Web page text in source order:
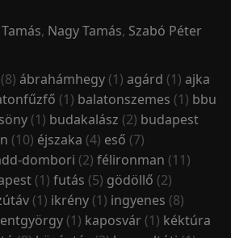
, Nagy Tamás, Szabó Péter
(8) ábrahámhegy (1) agárd (1) ajka
(1) balatonszemes (1) bbu
(1) budakalász (2) budapest
(10) éjszaka (4) eső (7)
dombori (2) félironman (11)
(1) futás (5) gödöllő (2)
(1) ikrény (1) ingyenes (8)
(1) kaposvár (1) kéktúra